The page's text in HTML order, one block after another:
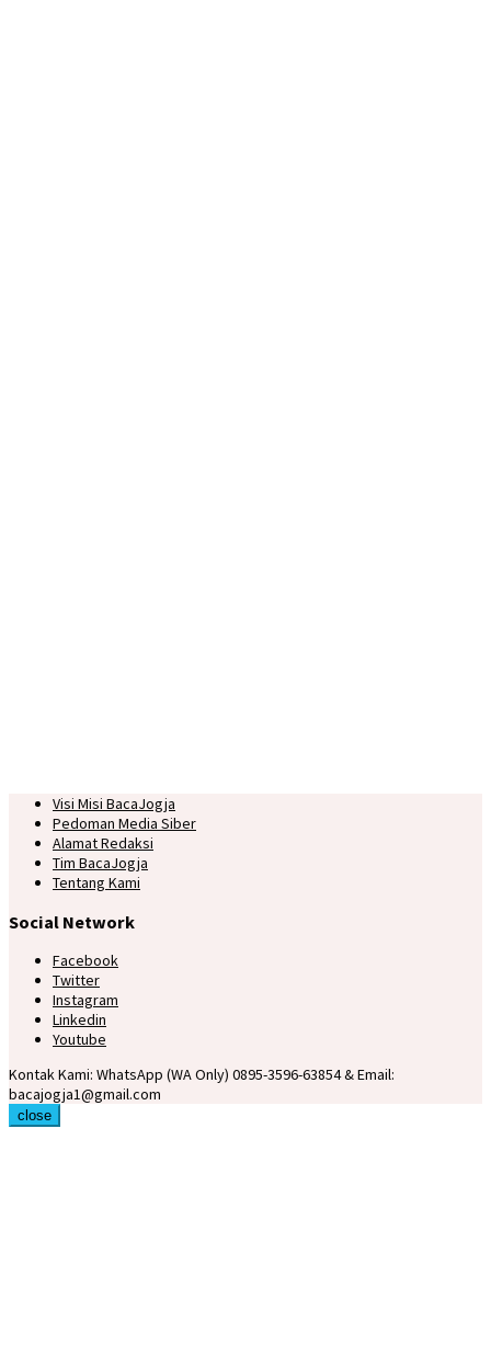
Visi Misi BacaJogja
Pedoman Media Siber
Alamat Redaksi
Tim BacaJogja
Tentang Kami
Social Network
Facebook
Twitter
Instagram
Linkedin
Youtube
Kontak Kami: WhatsApp (WA Only) 0895-3596-63854 & Email:
bacajogja1@gmail.com
close